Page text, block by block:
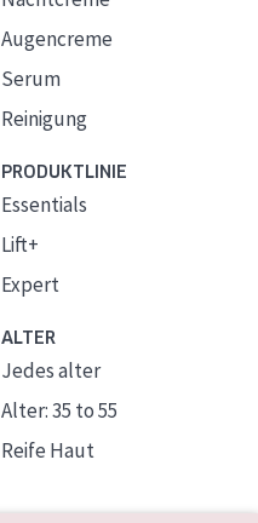
Augencreme
Serum
Reinigung
PRODUKTLINIE
Essentials
Lift+
Expert
ALTER
Jedes alter
Alter: 35 to 55
Reife Haut